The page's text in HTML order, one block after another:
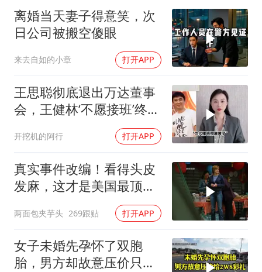
公司“上四休三”但要降薪1000元
东方之约 相约未来
离婚当天妻子得意笑，次
日公司被搬空傻眼
来去自如的小章 打开APP
王思聪彻底退出万达董事
会，王健林‘不愿接班’终究
开挖机的阿行 打开APP
真实事件改编！看得头皮
发麻，这才是美国最顶级
两面包夹芋头 269跟贴 打开APP
女子未婚先孕怀了双胞
胎，男方却故意压价只给